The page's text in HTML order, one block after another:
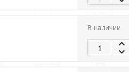
В наличии